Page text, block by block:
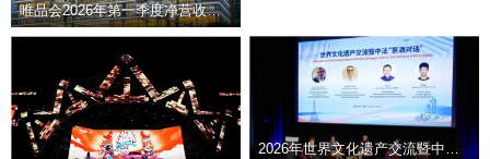
防疫第一！中超体系还是有变数的 不排除只打22轮
唯品会2026年第一季度净营收增至266亿元
2026年世界文化遗产交流暨中法“茶酒对话”